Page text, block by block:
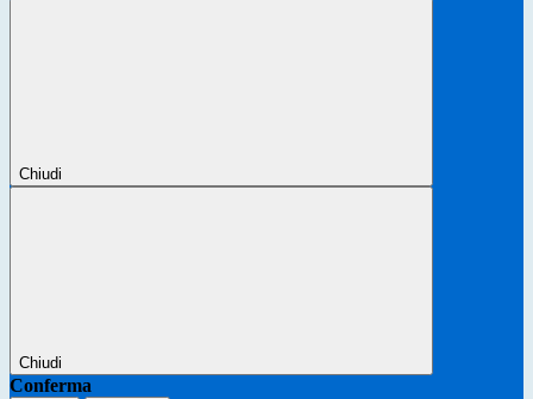
Chiudi
Chiudi
Conferma